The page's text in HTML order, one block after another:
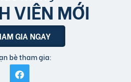
VIÊN MỚI
GIA NGAY
bè tham gia: